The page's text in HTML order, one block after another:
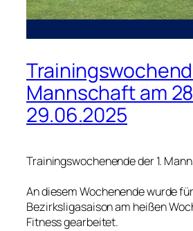
Mannschaft am
29.06.2025
Trainingswochenende der 1.
An diesem Wochenende wurde
Bezirksligasaison am heißen
Fitness gearbeitet.